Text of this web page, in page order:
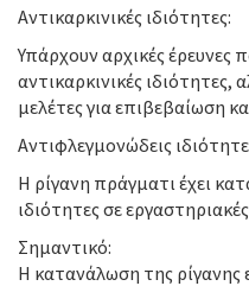
Αντικαρκινικές ιδιότητες:
Υπάρχουν αρχικές έρευνες
αντικαρκινικές ιδιότητες,
μελέτες για επιβεβαίωση
Αντιφλεγμονώδεις
Η ρίγανη πράγματι έχει
ιδιότητες σε
Σημαντικό:
Η κατανάλωση της ρίγανης